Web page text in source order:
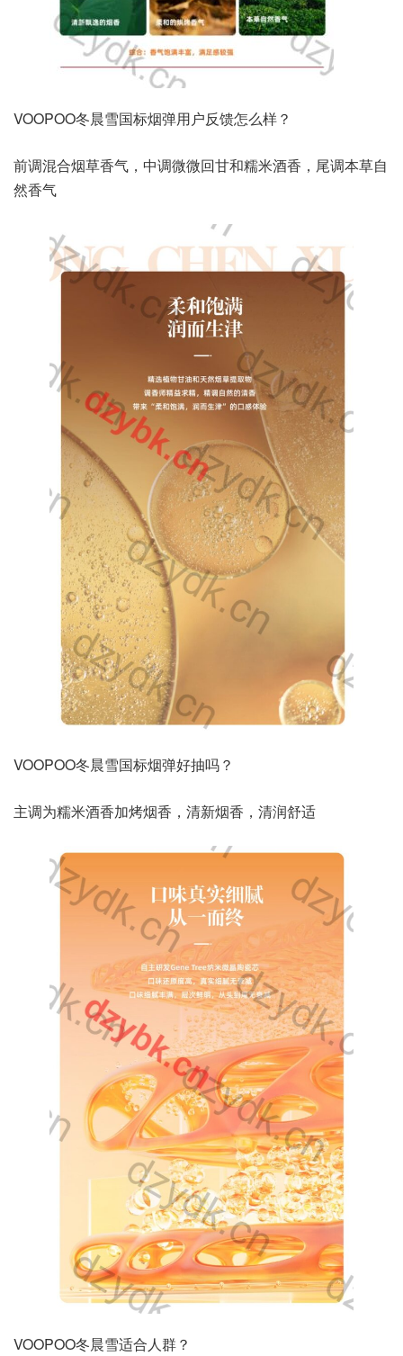
VOOPOO冬晨雪国标烟弹用户反馈怎么样？
前调混合烟草香气，中调微微回甘和糯米酒香，尾调本草自
然香气
VOOPOO冬晨雪国标烟弹好抽吗？
主调为糯米酒香加烤烟香，清新烟香，清润舒适
VOOPOO冬晨雪适合人群？